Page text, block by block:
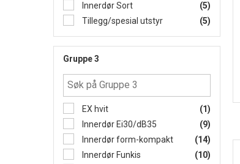
Innerdør Sort
(5)
Tillegg/spesial utstyr
(5)
Gruppe 3
EX hvit
(1)
Innerdør Ei30/dB35
(9)
Innerdør form-kompakt
(14)
Innerdør Funkis
(10)